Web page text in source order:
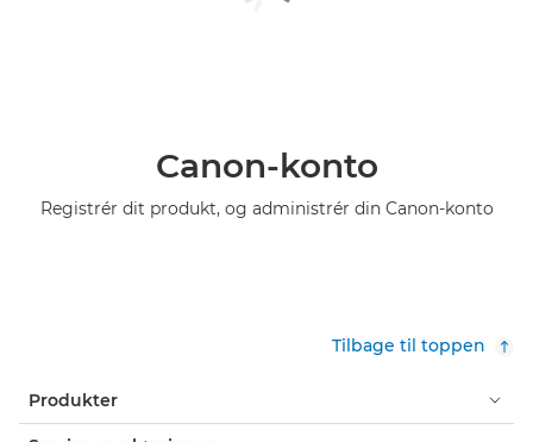
Canon-konto
Registrér dit produkt, og administrér din Canon-konto
Tilbage til toppen
Produkter